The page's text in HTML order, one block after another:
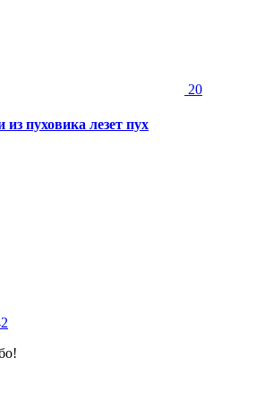
20
из пуховика лезет пух